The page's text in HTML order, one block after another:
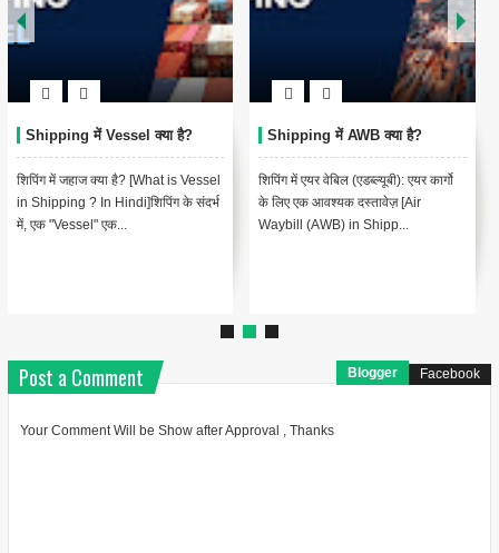
Shipping में Vessel क्या है?
शिपिंग में जहाज क्या है? [What is Vessel
in Shipping ? In Hindi]शिपिंग के संदर्भ
में, एक "Vessel" एक...
Shipping में AWB क्या है?
शिपिंग में एयर वेबिल (एडब्ल्यूबी): एयर कार्गो
के लिए एक आवश्यक दस्तावेज़ [Air
Waybill (AWB) in Shipp...
Post a Comment Blogger Facebook
Your Comment Will be Show after Approval , Thanks